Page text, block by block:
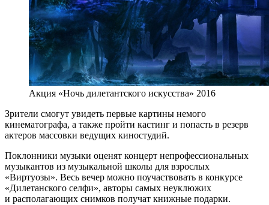
Акция «Ночь дилетантского искусства» 2016
Зрители смогут увидеть первые картины немого
кинематографа, а также пройти кастинг и попасть в резерв
актеров массовки ведущих киностудий.
Поклонники музыки оценят концерт непрофессиональных
музыкантов из музыкальной школы для взрослых
«Виртуозы». Весь вечер можно поучаствовать в конкурсе
«Дилетанского селфи», авторы самых неуклюжих
и располагающих снимков получат книжные подарки.